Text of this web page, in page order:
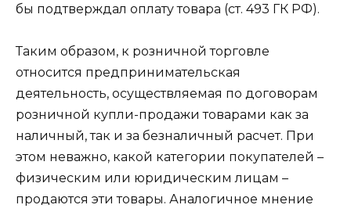
бы подтверждал оплату товара (ст. 493 ГК РФ).
Таким образом, к розничной торговле
относится предпринимательская
деятельность, осуществляемая по договорам
розничной купли-продажи товарами как за
наличный, так и за безналичный расчет. При
этом неважно, какой категории покупателей –
физическим или юридическим лицам –
продаются эти товары. Аналогичное мнение